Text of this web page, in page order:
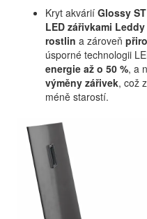
Kryt akvárií Glossy ST
LED zářivkami
rostlin a zároveň
úsporné technologii
energie až o 50 %, a
výměny zářivek, což
méně starostí.